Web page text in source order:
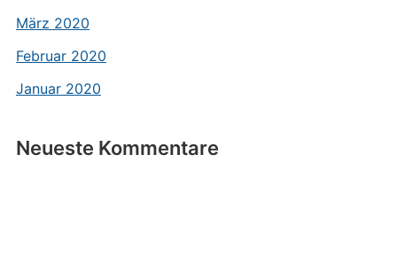
März 2020
Februar 2020
Januar 2020
Neueste Kommentare